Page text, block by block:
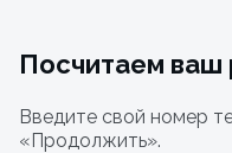
Посчитаем ваш
Введите свой номер
«Продолжить».